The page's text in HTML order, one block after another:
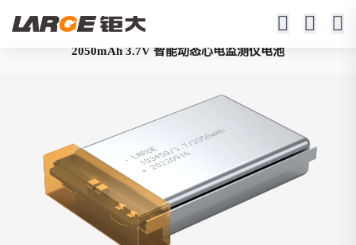
2050mAh 3.7V 智能动态心电监测仪电池